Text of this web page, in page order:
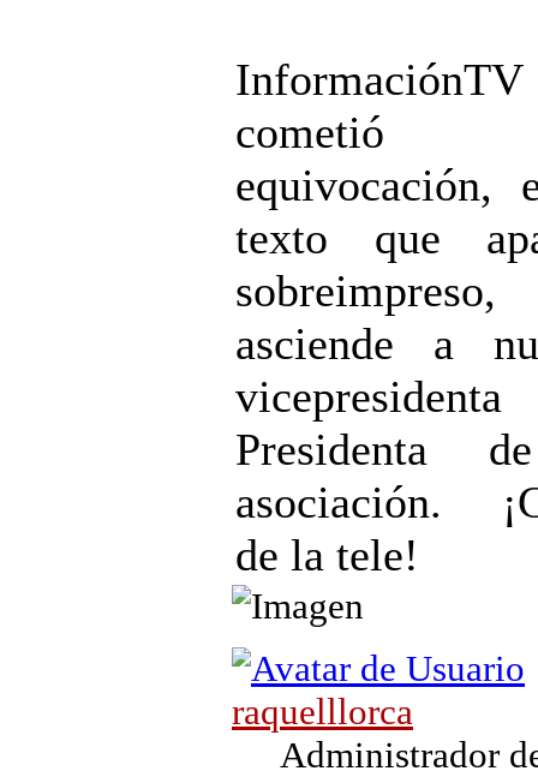
InformaciónTV
cometió
equivocación,
texto que
sobreimpreso,
asciende a
Presidenta
asociación.
de la tele!
raquelllorca
Administrador